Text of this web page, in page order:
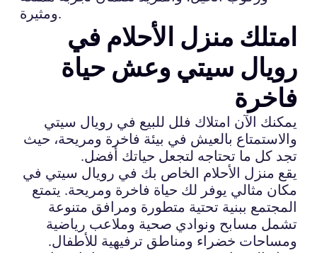
ومثيرة.
امتلك منزل الأحلام في
رويال سيتي وعش حياة
فاخرة
يمكنك الآن امتلاك فلل للبيع في رويال سيتي
والاستمتاع بالعيش في بيئة فاخرة ومريحة، حيث
تجد كل ما تحتاجه لتجعل حياتك أفضل.
يقع منزل الأحلام الخاص بك في رويال سيتي في
مكان مثالي يوفر لك حياة فاخرة ومريحة. يتمتع
المجتمع ببنية تحتية متطورة ومرافق متنوعة
تشمل مسابح ونوادي صحية وملاعب رياضية
ومساحات خضراء ومناطق ترفيهية للأطفال.